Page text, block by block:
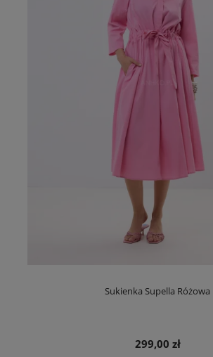
Sukienka Supella Różowa
299,00 zł